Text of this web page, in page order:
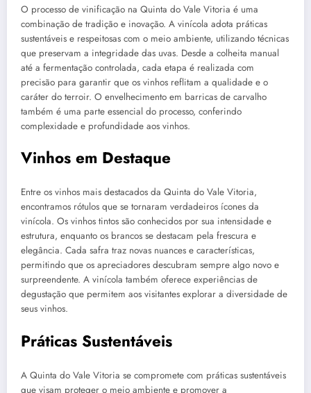
O processo de vinificação na Quinta do Vale Vitoria é uma
combinação de tradição e inovação. A vinícola adota práticas
sustentáveis e respeitosas com o meio ambiente, utilizando técnicas
que preservam a integridade das uvas. Desde a colheita manual
até a fermentação controlada, cada etapa é realizada com
precisão para garantir que os vinhos reflitam a qualidade e o
caráter do terroir. O envelhecimento em barricas de carvalho
também é uma parte essencial do processo, conferindo
complexidade e profundidade aos vinhos.
Vinhos em Destaque
Entre os vinhos mais destacados da Quinta do Vale Vitoria,
encontramos rótulos que se tornaram verdadeiros ícones da
vinícola. Os vinhos tintos são conhecidos por sua intensidade e
estrutura, enquanto os brancos se destacam pela frescura e
elegância. Cada safra traz novas nuances e características,
permitindo que os apreciadores descubram sempre algo novo e
surpreendente. A vinícola também oferece experiências de
degustação que permitem aos visitantes explorar a diversidade de
seus vinhos.
Práticas Sustentáveis
A Quinta do Vale Vitoria se compromete com práticas sustentáveis
que visam proteger o meio ambiente e promover a